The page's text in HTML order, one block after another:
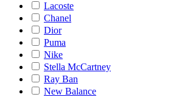
Lacoste
Chanel
Dior
Puma
Nike
Stella McCartney
Ray Ban
New Balance